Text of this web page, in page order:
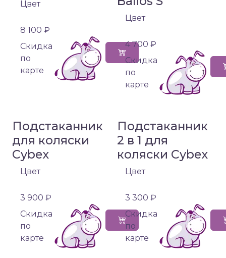
Цвет
8 100 ₽
Cкидка
по
карте
Цвет
4 700 ₽
Cкидка
по
карте
Подстаканник
для коляски
Cybex
Цвет
3 900 ₽
Cкидка
по
карте
Подстаканник
2 в 1 для
коляски Cybex
Цвет
3 300 ₽
Cкидка
по
карте